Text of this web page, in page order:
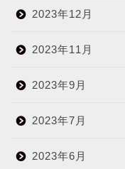
2023年12月
2023年11月
2023年9月
2023年7月
2023年6月